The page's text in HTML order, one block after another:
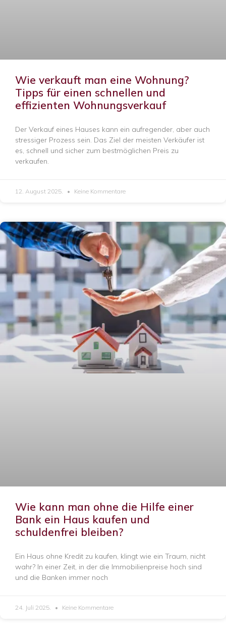
Wie verkauft man eine Wohnung?
Tipps für einen schnellen und
effizienten Wohnungsverkauf
Der Verkauf eines Hauses kann ein aufregender, aber auch
stressiger Prozess sein. Das Ziel der meisten Verkäufer ist
es, schnell und sicher zum bestmöglichen Preis zu
verkaufen.
12. August 2025. Keine Kommentare
Wie kann man ohne die Hilfe einer
Bank ein Haus kaufen und
schuldenfrei bleiben?
Ein Haus ohne Kredit zu kaufen, klingt wie ein Traum, nicht
wahr? In einer Zeit, in der die Immobilienpreise hoch sind
und die Banken immer noch
24. Juli 2025. Keine Kommentare